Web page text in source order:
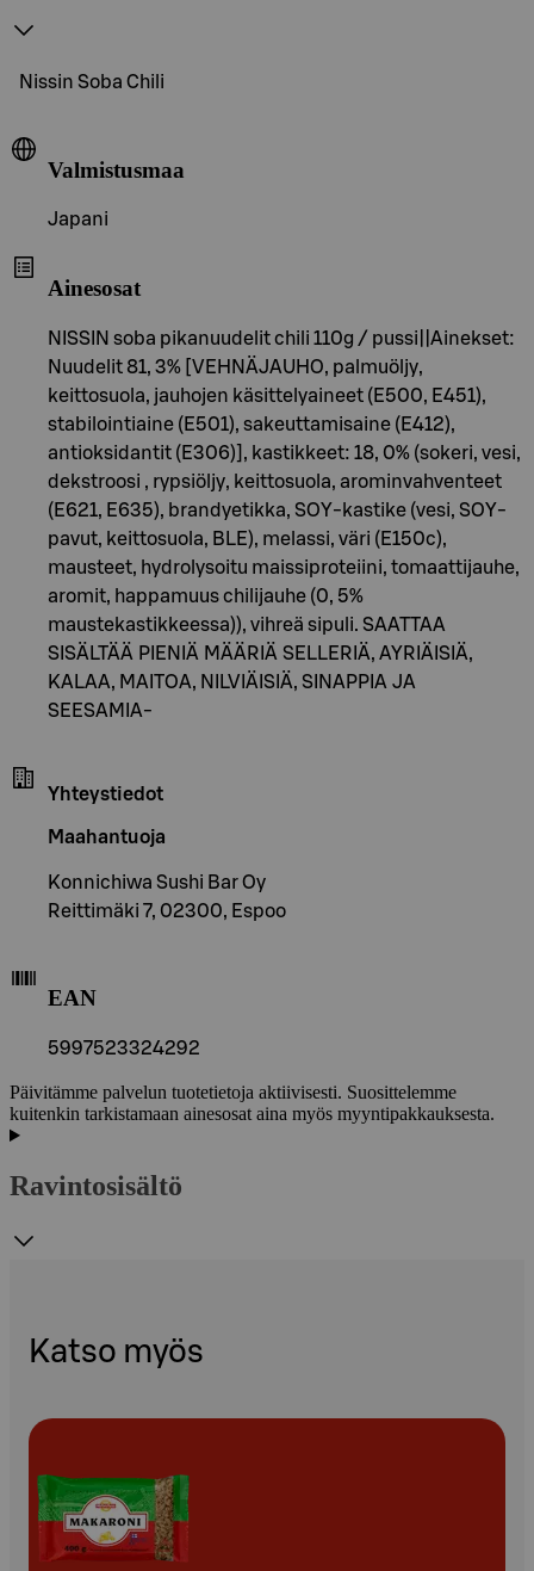
Nissin Soba Chili
Valmistusmaa
Japani
Ainesosat
NISSIN soba pikanuudelit chili 110g / pussi||Ainekset:
Nuudelit 81, 3% [VEHNÄJAUHO, palmuöljy,
keittosuola, jauhojen käsittelyaineet (E500, E451),
stabilointiaine (E501), sakeuttamisaine (E412),
antioksidantit (E306)], kastikkeet: 18, 0% (sokeri, vesi,
dekstroosi , rypsiöljy, keittosuola, arominvahventeet
(E621, E635), brandyetikka, SOY-kastike (vesi, SOY-
pavut, keittosuola, BLE), melassi, väri (E150c),
mausteet, hydrolysoitu maissiproteiini, tomaattijauhe,
aromit, happamuus chilijauhe (0, 5%
maustekastikkeessa)), vihreä sipuli. SAATTAA
SISÄLTÄÄ PIENIÄ MÄÄRIÄ SELLERIÄ, AYRIÄISIÄ,
KALAA, MAITOA, NILVIÄISIÄ, SINAPPIA JA
SEESAMIA-
Yhteystiedot
Maahantuoja
Konnichiwa Sushi Bar Oy
Reittimäki 7, 02300, Espoo
EAN
5997523324292
Päivitämme palvelun tuotetietoja aktiivisesti. Suosittelemme
kuitenkin tarkistamaan ainesosat aina myös myyntipakkauksesta.
Ravintosisältö
Katso myös